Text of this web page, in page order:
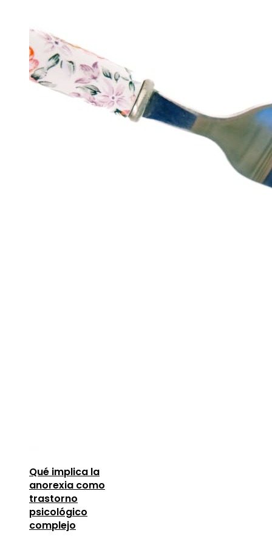
Qué implica la
anorexia como
trastorno
psicológico
complejo